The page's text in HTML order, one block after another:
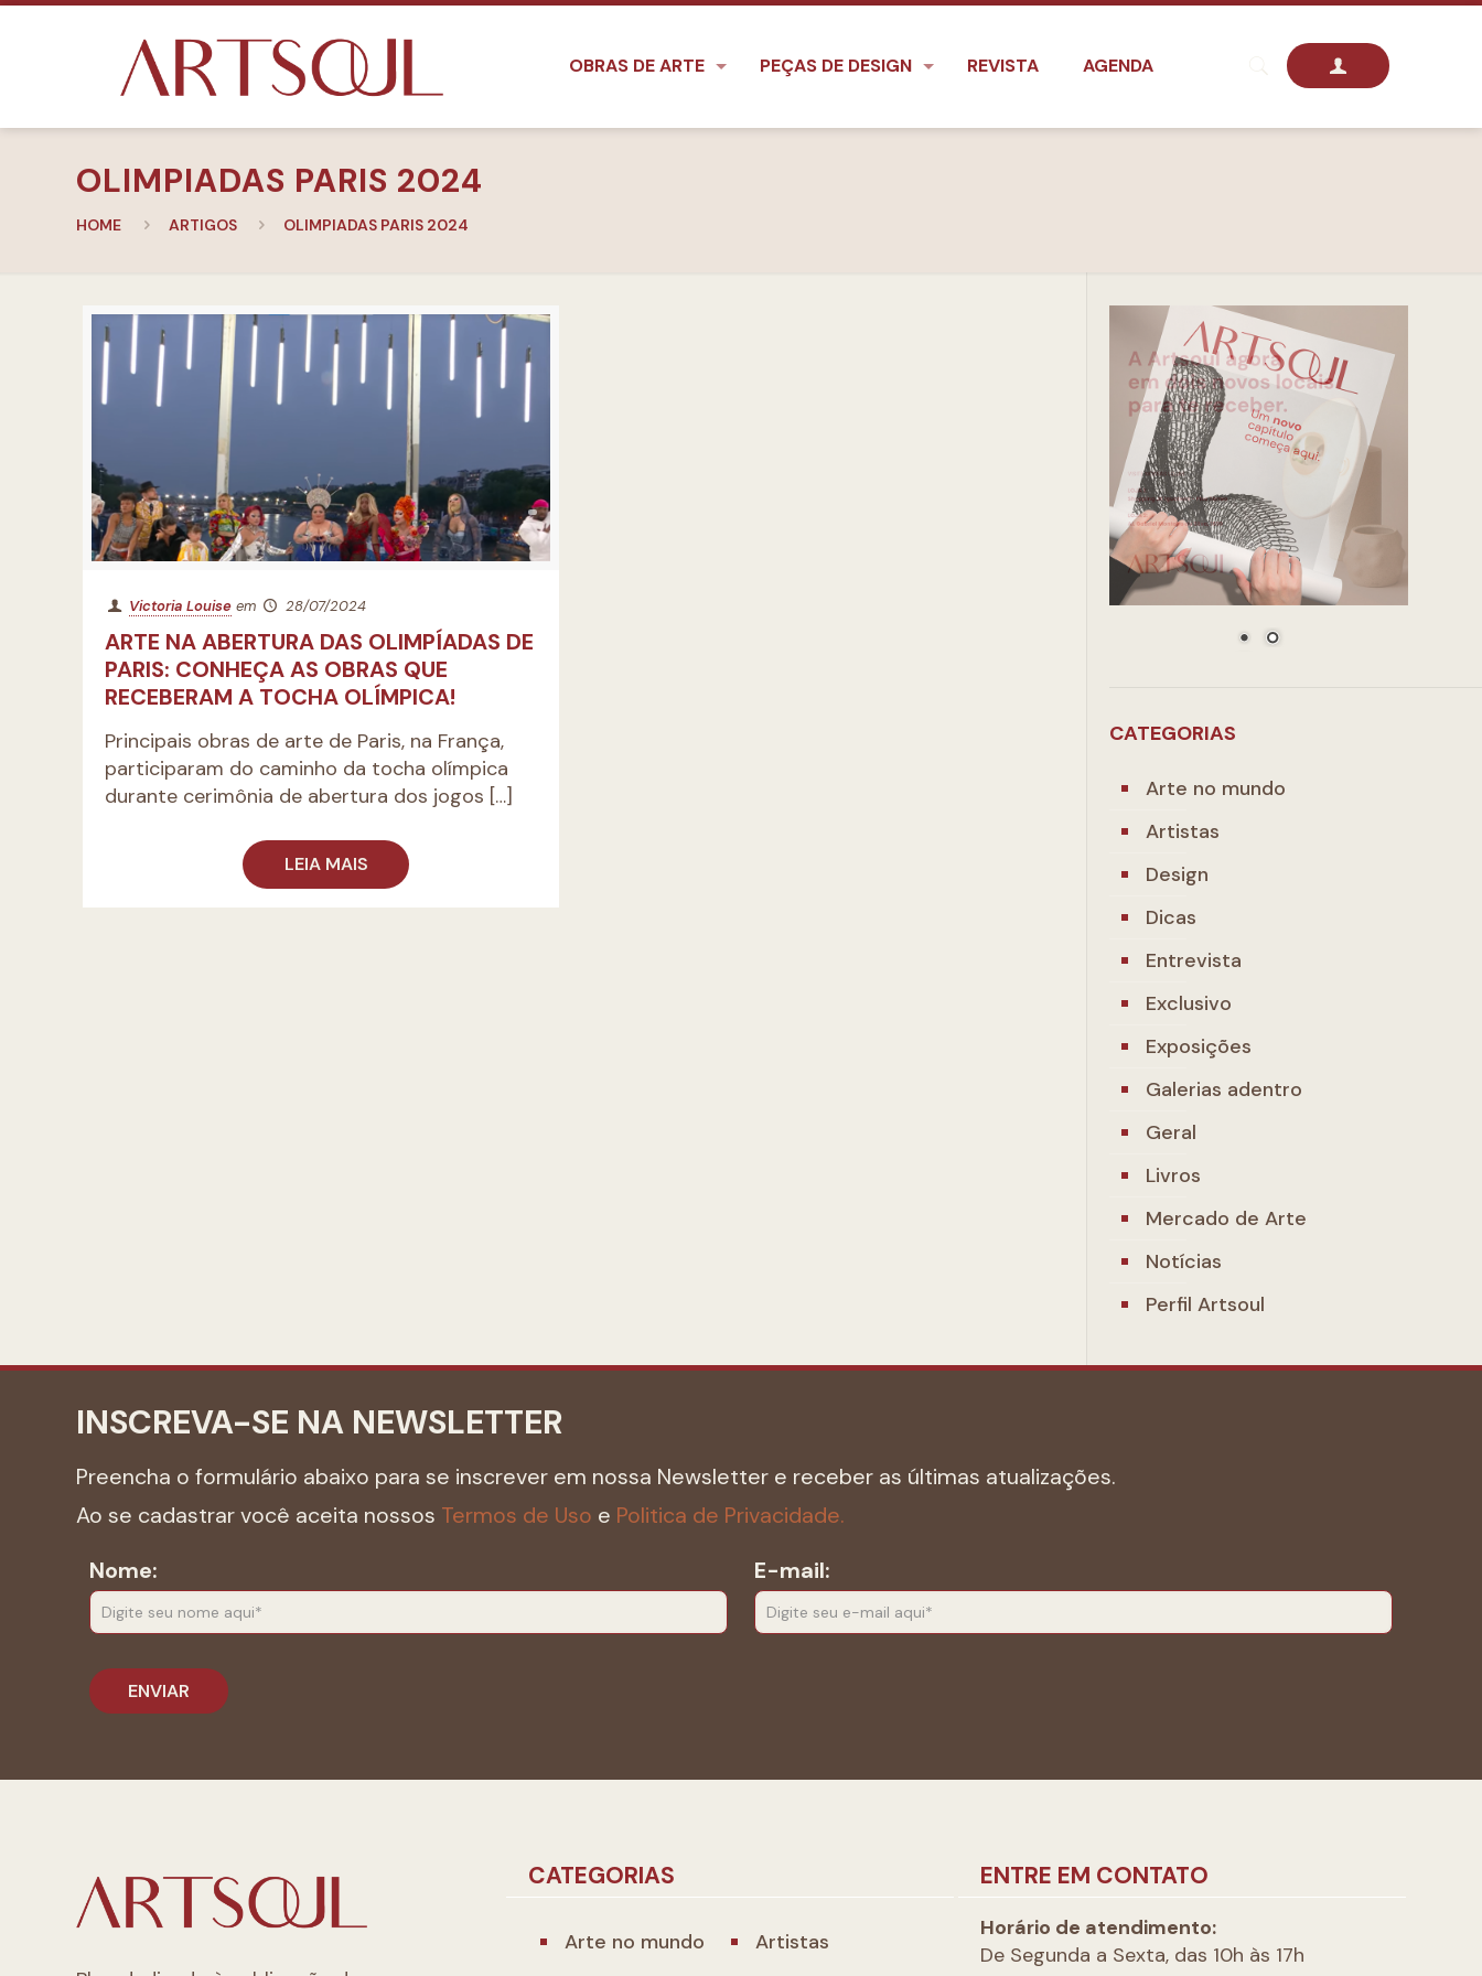
OBRAS DE ARTE PEÇAS DE DESIGN REVISTA AGENDA
OLIMPIADAS PARIS 2024
HOME ARTIGOS OLIMPIADAS PARIS 2024
Victoria Louise em 28/07/2024
ARTE NA ABERTURA DAS OLIMPÍADAS DE
PARIS: CONHEÇA AS OBRAS QUE
RECEBERAM A TOCHA OLÍMPICA!
Principais obras de arte de Paris, na França,
participaram do caminho da tocha olímpica
durante cerimônia de abertura dos jogos […]
LEIA MAIS
CATEGORIAS
Arte no mundo
Artistas
Design
Dicas
Entrevista
Exclusivo
Exposições
Galerias adentro
Geral
Livros
Mercado de Arte
Notícias
Perfil Artsoul
INSCREVA-SE NA NEWSLETTER
Preencha o formulário abaixo para se inscrever em nossa Newsletter e receber as últimas atualizações.
Ao se cadastrar você aceita nossos Termos de Uso e Politica de Privacidade.
Nome:
E-mail:
CATEGORIAS
Arte no mundo
Artistas
ENTRE EM CONTATO
Horário de atendimento:
De Segunda a Sexta, das 10h às 17h